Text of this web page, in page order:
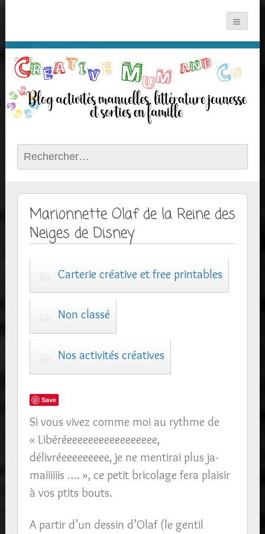
Rechercher :
Marionnette Olaf de la Reine des
Neiges de Disney
Carterie créative et free printables
Non classé
Nos activités créatives
Save
Si vous vivez comme moi au rythme de
« Libéréeeeeeeeeeeeeeeeee,
délivréeeeeeeeee, je ne mentirai plus ja-
maiiiiiis …. », ce petit bricolage fera plaisir
à vos ptits bouts.
A partir d’un dessin d’Olaf (le gentil